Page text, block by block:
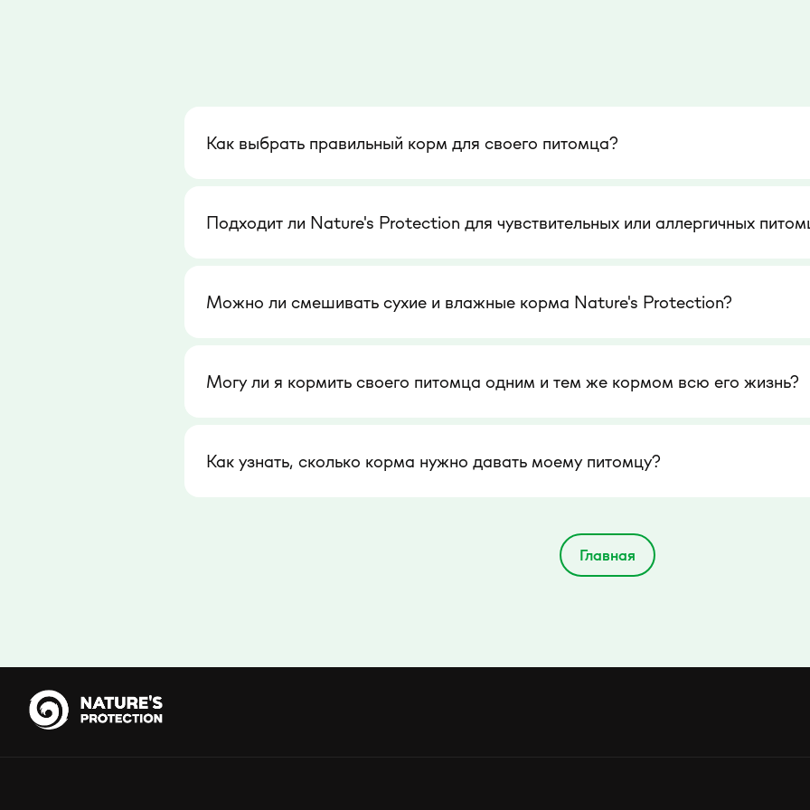
Как выбрать правильный корм для своего питомца?
Подходит ли Nature's Protection для чувствительных или аллергичных
Можно ли смешивать сухие и влажные корма Nature's Protection?
Могу ли я кормить своего питомца одним и тем же кормом всю его жизнь?
Как узнать, сколько корма нужно давать моему питомцу?
Главная